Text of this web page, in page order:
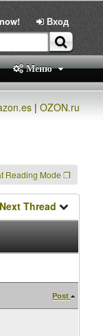
Вход
Меню
|OZON.ru
Reading Mode❐
Next Thread
Post